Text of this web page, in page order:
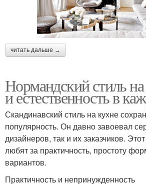
читать дальше →
Нормандский стиль
и естественность в
Скандинавский стиль на кухне
популярность. Он давно завоевал
дизайнеров, так и их заказчиков.
любят за практичность, простоту
вариантов.
Практичность и непринужденность